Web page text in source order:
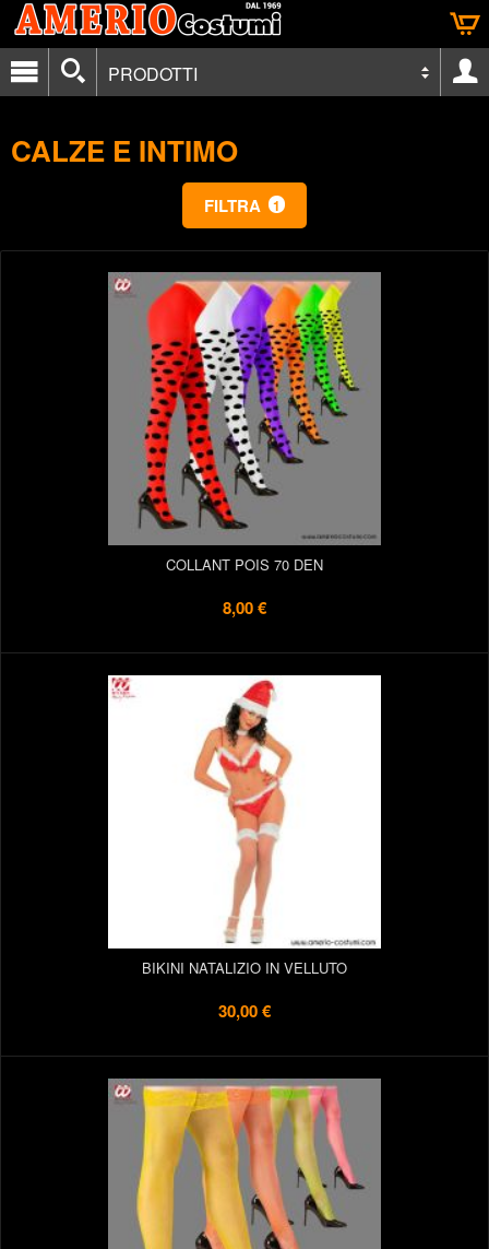
PRODOTTI
CALZE E INTIMO
FILTRA 1
COLLANT POIS 70 DEN
8,00 €
BIKINI NATALIZIO IN VELLUTO
30,00 €